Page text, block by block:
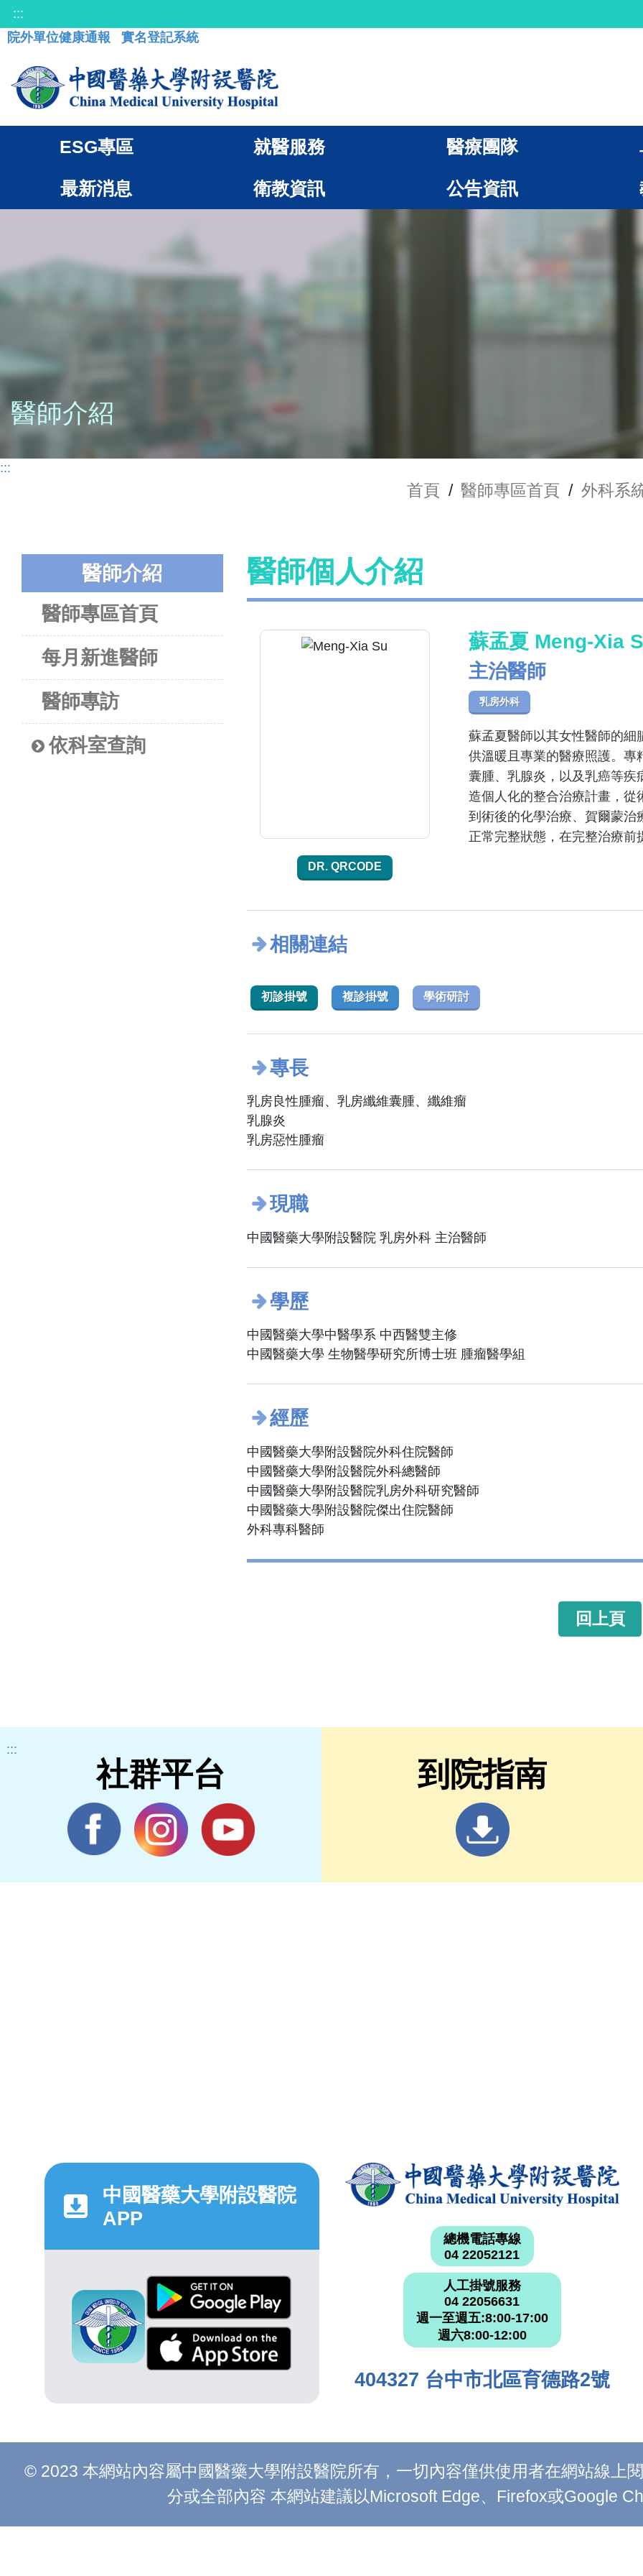
:::
院外單位健康通報
實名登記系統
ESG專區 就醫服務 醫療團隊
最新消息 衛教資訊 公告資訊
醫師介紹
:::
首頁 / 醫師專區首頁 / 外科系
醫師介紹
醫師專區首頁
每月新進醫師
醫師專訪
依科室查詢
醫師個人介紹
DR. QRCODE
蘇孟夏 Meng-Xia
主治醫師
乳房外科
蘇孟夏醫師以其女性醫師的細
供溫暖且專業的醫療照護。專
囊腫、乳腺炎，以及乳癌等
造個人化的整合治療計畫，從
到術後的化學治療、賀爾蒙治
正常完整狀態，在完整治療
相關連結
初診掛號 複診掛號 學術研討
專長
乳房良性腫瘤、乳房纖維囊腫、纖維瘤
乳腺炎
乳房惡性腫瘤
現職
中國醫藥大學附設醫院 乳房外科 主治醫師
學歷
中國醫藥大學中醫學系 中西醫雙主修
中國醫藥大學 生物醫學研究所博士班 腫瘤醫學組
經歷
中國醫藥大學附設醫院外科住院醫師
中國醫藥大學附設醫院外科總醫師
中國醫藥大學附設醫院乳房外科研究醫師
中國醫藥大學附設醫院傑出住院醫師
外科專科醫師
回上頁
:::
社群平台 到院指南
中國醫藥大學附設醫院
APP
總機電話專線
04 22052121
人工掛號服務
04 22056631
週一至週五:8:00-17:00
週六8:00-12:00
404327 台中市北區育德路2號
© 2023 本網站內容屬中國醫藥大學附設醫院所有，一切內容僅供使用者在網站線上
分或全部內容 本網站建議以Microsoft Edge、Firefox或Google